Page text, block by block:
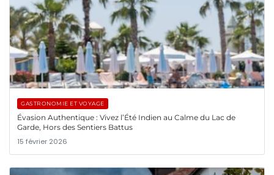
GASTRONOMIE ET VOYAGE
Évasion Authentique : Vivez l’Été Indien au Calme du Lac de
Garde, Hors des Sentiers Battus
15 février 2026